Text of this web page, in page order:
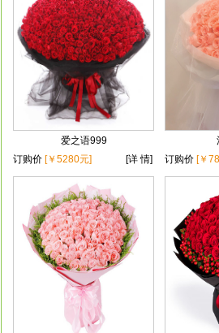
爱之语999
订购价 [￥5280元] [详 情]
订购价 [￥